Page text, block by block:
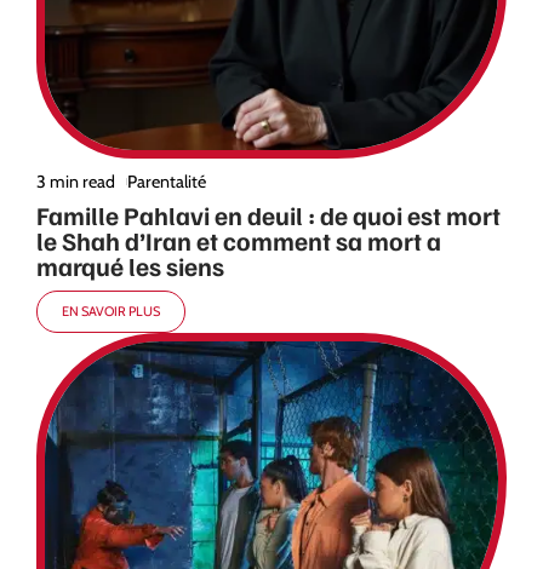
3 min read Parentalité
Famille Pahlavi en deuil : de quoi est mort
le Shah d’Iran et comment sa mort a
marqué les siens
EN SAVOIR PLUS